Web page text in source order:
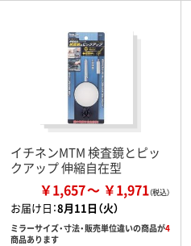
イチネンMTM 検査鏡とピッ
クアップ 伸縮自在型
￥1,657 ￥1,971
お届け日：8月11日（火）
ミラーサイズ・寸法・販売単位違いの商品が4
商品あります